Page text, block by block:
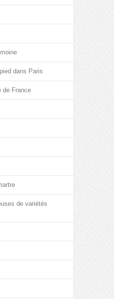
dans Paris
de France
de variétés